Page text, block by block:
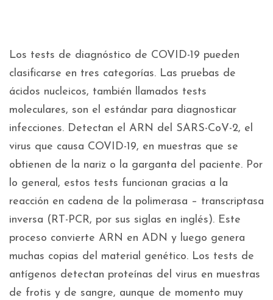
Los tests de diagnóstico de COVID-19 pueden
clasificarse en tres categorías. Las pruebas de
ácidos nucleicos, también llamados tests
moleculares, son el estándar para diagnosticar
infecciones. Detectan el ARN del SARS-CoV-2, el
virus que causa COVID-19, en muestras que se
obtienen de la nariz o la garganta del paciente. Por
lo general, estos tests funcionan gracias a la
reacción en cadena de la polimerasa – transcriptasa
inversa (RT-PCR, por sus siglas en inglés). Este
proceso convierte ARN en ADN y luego genera
muchas copias del material genético. Los tests de
antígenos detectan proteínas del virus en muestras
de frotis y de sangre, aunque de momento muy